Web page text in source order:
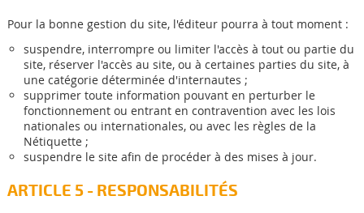
Pour la bonne gestion du site, l'éditeur pourra à tout moment :
suspendre, interrompre ou limiter l'accès à tout ou partie du
site, réserver l'accès au site, ou à certaines parties du site, à
une catégorie déterminée d'internautes ;
supprimer toute information pouvant en perturber le
fonctionnement ou entrant en contravention avec les lois
nationales ou internationales, ou avec les règles de la
Nétiquette ;
suspendre le site afin de procéder à des mises à jour.
ARTICLE 5 - RESPONSABILITÉS